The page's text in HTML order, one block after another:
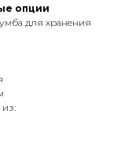
опции
для хранения
из: